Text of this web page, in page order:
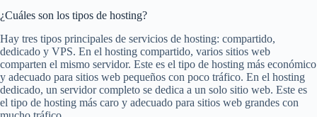
¿Cuáles son los tipos de hosting?
Hay tres tipos principales de servicios de hosting: compartido,
dedicado y VPS. En el hosting compartido, varios sitios web
comparten el mismo servidor. Este es el tipo de hosting más económico
y adecuado para sitios web pequeños con poco tráfico. En el hosting
dedicado, un servidor completo se dedica a un solo sitio web. Este es
el tipo de hosting más caro y adecuado para sitios web grandes con